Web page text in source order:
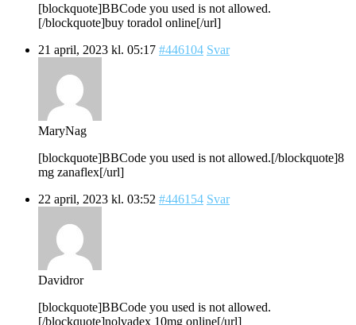
[blockquote]BBCode you used is not allowed.
[/blockquote]buy toradol online[/url]
21 april, 2023 kl. 05:17 #446104 Svar
MaryNag
[blockquote]BBCode you used is not allowed.[/blockquote]8
mg zanaflex[/url]
22 april, 2023 kl. 03:52 #446154 Svar
Davidror
[blockquote]BBCode you used is not allowed.
[/blockquote]nolvadex 10mg online[/url]